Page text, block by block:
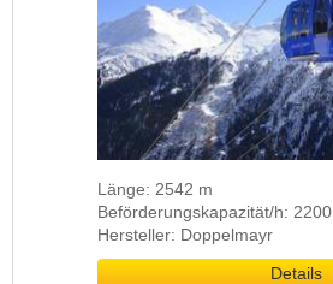
Länge: 2542 m
Beförderungskapazität/h: 2200
Hersteller: Doppelmayr
Details